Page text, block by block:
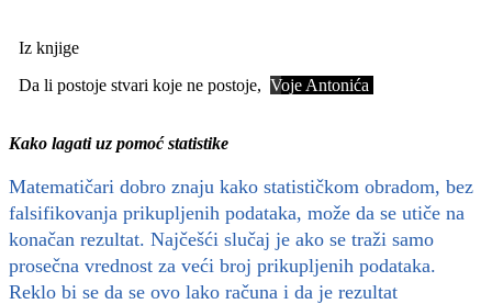
Iz knjige
Da li postoje stvari koje ne postoje, Voje Antonića
Kako lagati uz pomoć statistike
Matematičari dobro znaju kako statističkom obradom, bez
falsifikovanja prikupljenih podataka, može da se utiče na
konačan rezultat. Najčešći slučaj je ako se traži samo
prosečna vrednost za veći broj prikupljenih podataka.
Reklo bi se da se ovo lako računa i da je rezultat